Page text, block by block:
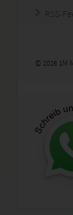
RSS-
© 2026 1M